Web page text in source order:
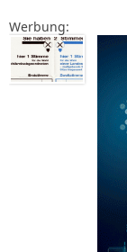
Werbung: